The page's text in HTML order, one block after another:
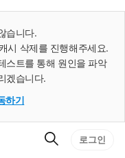
습니다.
시 삭제를 진행해주세요.
스트를 통해 원인을 파악
겠습니다.
하기
검
로그인